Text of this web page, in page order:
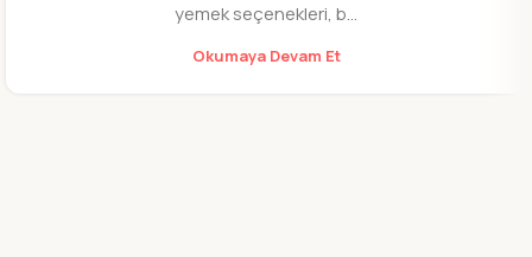
yemek seçenekleri, b...
Okumaya Devam Et